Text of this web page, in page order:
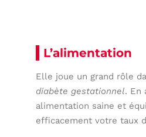
L’alimentation
Elle joue un grand rôle
diabète gestationnel. En
alimentation saine et
efficacement votre taux